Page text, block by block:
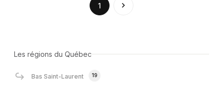
1
(current)
Les régions du Québec
Bas Saint-Laurent 19